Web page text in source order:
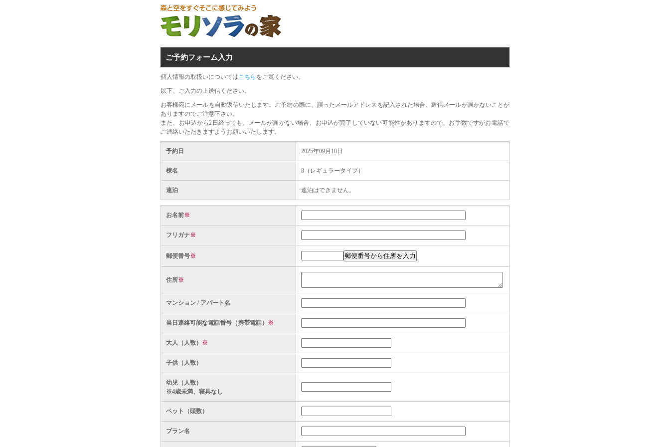
ご予約フォーム入力
個人情報の取扱いについてはこちら をご覧ください。
以下、ご入力の上送信ください。
お客様宛にメールを自動返信いたします。ご予約の際に、誤ったメールアドレスを記入された場合、返信メールが届かないことが
ありますのでご注意下さい。
また、お申込から2日経っても、メールが届かない場合、お申込が完了していない可能性がありますので、お手数ですがお電話で
ご連絡いただきますようお願いいたします。
予約日 2025年09月10日
棟名 8（レギュラータイプ）
連泊 連泊はできません。
お名前※
フリガナ※
郵便番号※
住所※
マンション / アパート名
当日連絡可能な電話番号（携帯電話） ※
大人（人数） ※
子供（人数）
幼児（人数）
※4歳未満、寝具なし
ペット（頭数）
プラン名